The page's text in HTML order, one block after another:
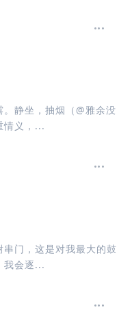
静坐，抽烟（@雅余没
情义，...
门，这是对我最大的鼓
我会逐...